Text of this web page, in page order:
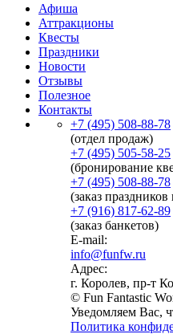
Афиша
Аттракционы
Квесты
Праздники
Новости
Отзывы
Полезное
Контакты
+7 (495) 508-88-78
(отдел продаж)
+7 (495) 505-58-25
(бронирование
+7 (495) 508-88-78
(заказ
+7 (916) 817-62-89
(заказ банкетов)
E-mail:
info@funfw.ru
Адрес:
г. Королев, пр-т
© Fun Fantastic
Уведомляем Вас,
Политика